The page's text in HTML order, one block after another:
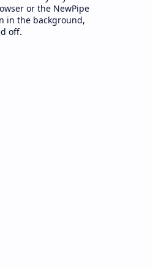
or the NewPipe
in the background,
off.